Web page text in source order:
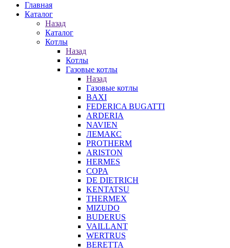
Главная
Каталог
Назад
Каталог
Котлы
Назад
Котлы
Газовые котлы
Назад
Газовые котлы
BAXI
FEDERICA BUGATTI
ARDERIA
NAVIEN
ЛЕМАКС
PROTHERM
ARISTON
HERMES
COPA
DE DIETRICH
KENTATSU
THERMEX
MIZUDO
BUDERUS
VAILLANT
WERTRUS
BERETTA